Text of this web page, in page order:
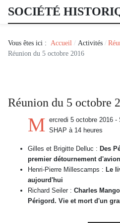
SOCIÉTÉ
Vous êtes ici : Accueil Activités
Réunion du 5 octobre 2016
Réunion du 5 octobre
M ercredi 5 octobre 2016
SHAP à 14 heures
Gilles et Brigitte Delluc : Des
premier détournement d'avion
Henri-Pierre Millescamps : Le
aujourd'hui
Richard Seiler : Charles
Périgord. Vie et mort d'un